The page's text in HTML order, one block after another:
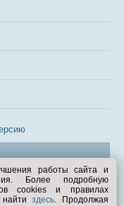
работы сайта и
Более подробную
cookies и правилах
найтиздесь. Продолжая